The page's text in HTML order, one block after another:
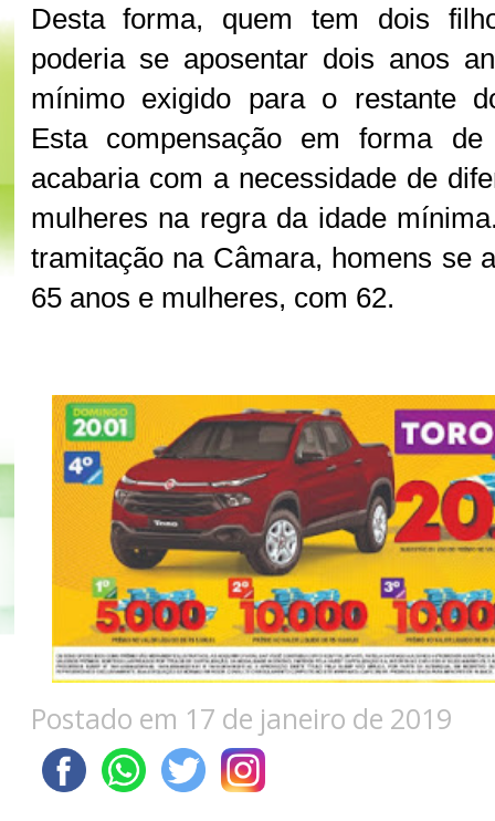
Desta forma, quem tem dois
poderia se aposentar dois anos
mínimo exigido para o restante
Esta compensação em forma
acabaria com a necessidade de
mulheres na regra da idade
tramitação na Câmara, homens se
65 anos e mulheres, com 62.
Postado em 17 de janeiro de 2019